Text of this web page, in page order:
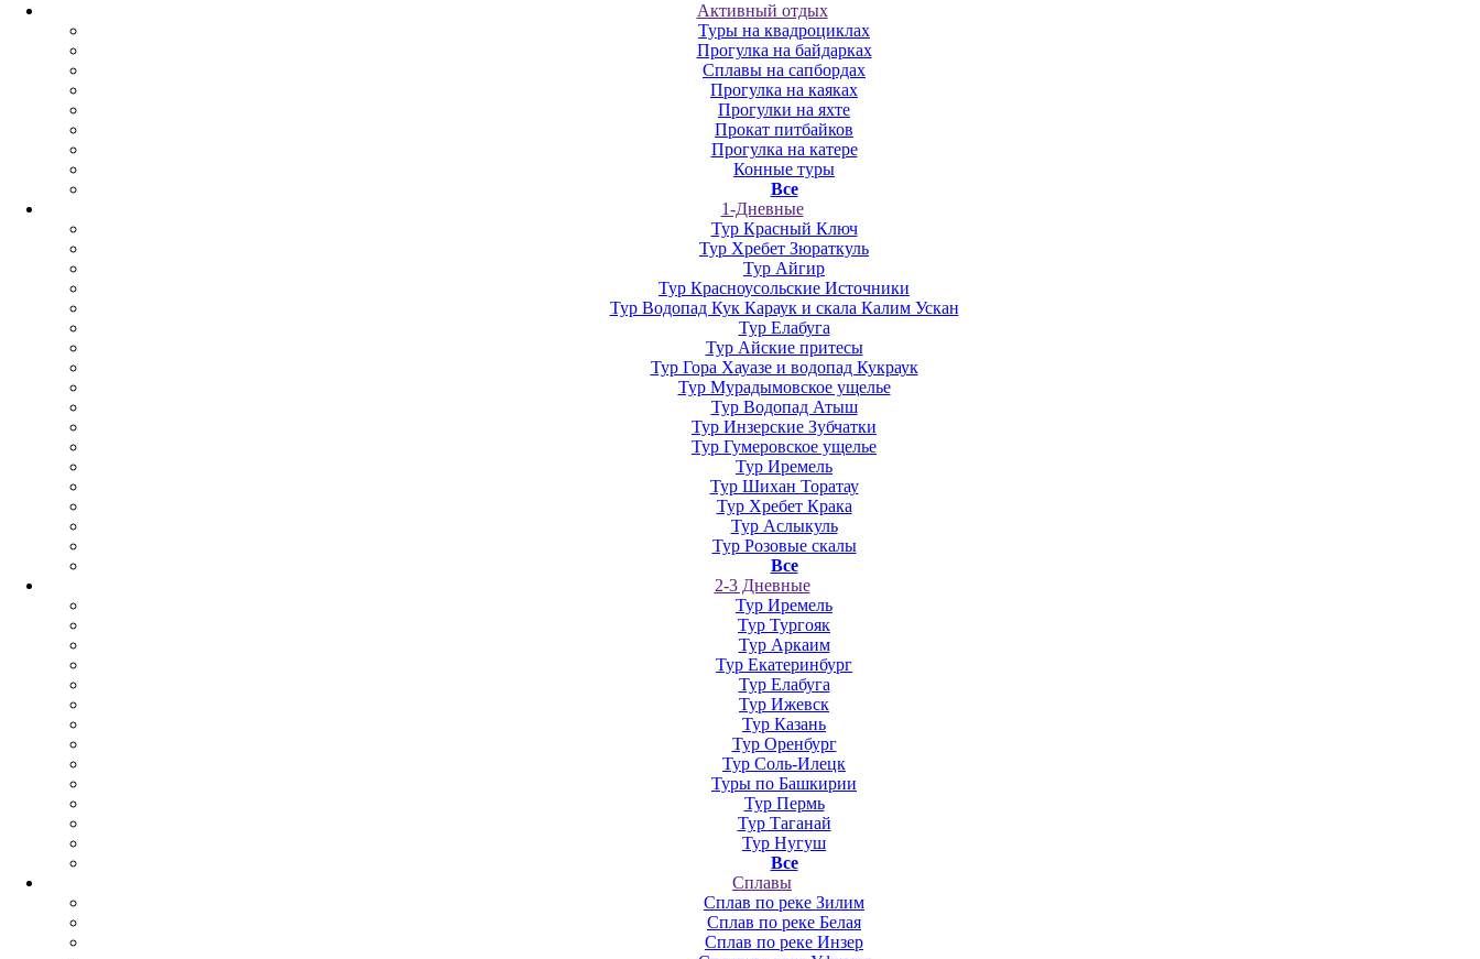
Активный отдых
Туры на квадроциклах
Прогулка на байдарках
Сплавы на сапбордах
Прогулка на каяках
Прогулки на яхте
Прокат питбайков
Прогулка на катере
Конные туры
Все
1-Дневные
Тур Красный Ключ
Тур Хребет Зюраткуль
Тур Айгир
Тур Красноусольские Источники
Тур Водопад Кук Караук и скала Калим Ускан
Тур Елабуга
Тур Айские притесы
Тур Гора Хауазе и водопад Кукраук
Тур Мурадымовское ущелье
Тур Водопад Атыш
Тур Инзерские Зубчатки
Тур Гумеровское ущелье
Тур Иремель
Тур Шихан Торатау
Тур Хребет Крака
Тур Аслыкуль
Тур Розовые скалы
Все
2-3 Дневные
Тур Иремель
Тур Тургояк
Тур Аркаим
Тур Екатеринбург
Тур Елабуга
Тур Ижевск
Тур Казань
Тур Оренбург
Тур Соль-Илецк
Туры по Башкирии
Тур Пермь
Тур Таганай
Тур Нугуш
Все
Сплавы
Сплав по реке Зилим
Сплав по реке Белая
Сплав по реке Инзер